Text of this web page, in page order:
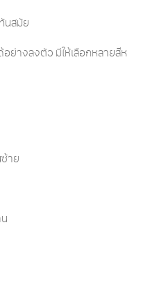
นสมัย
ย่างลงตัว มีให้เลือกหลายสีห
าย